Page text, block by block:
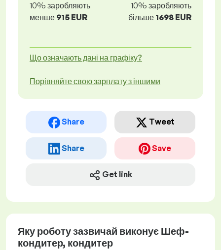
10% заробляють
менше 915 EUR
10% заробляють
більше 1698 EUR
Що означають дані на графіку?
Порівняйте свою зарплату з іншими
Share Tweet
Share Save
Get link
Яку роботу зазвичай виконує Шеф-
кондитер, кондитер